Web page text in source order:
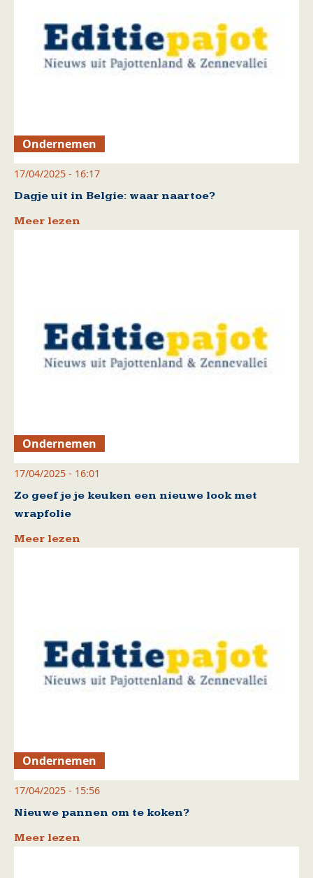
Ondernemen
17/04/2025 - 16:17
Dagje uit in Belgie: waar naartoe?
Meer lezen
Ondernemen
17/04/2025 - 16:01
Zo geef je je keuken een nieuwe look met
wrapfolie
Meer lezen
Ondernemen
17/04/2025 - 15:56
Nieuwe pannen om te koken?
Meer lezen